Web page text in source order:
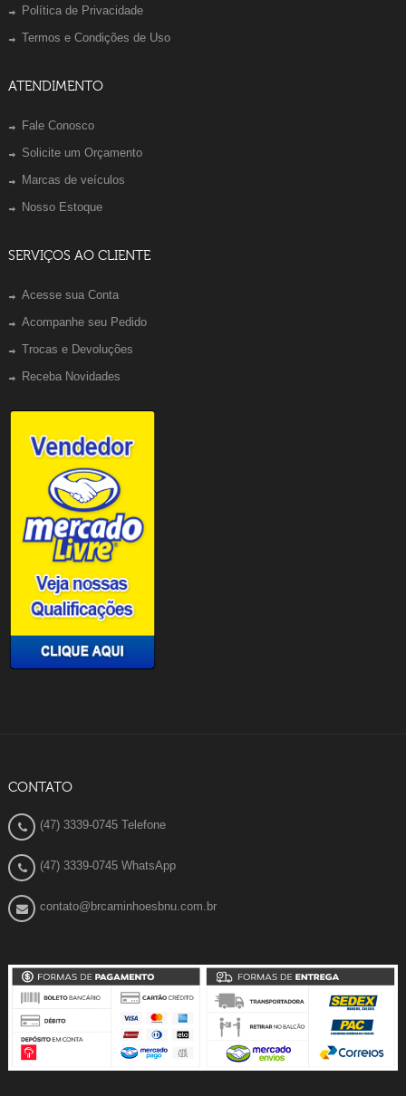
Política de Privacidade
Termos e Condições de Uso
ATENDIMENTO
Fale Conosco
Solicite um Orçamento
Marcas de veículos
Nosso Estoque
SERVIÇOS AO CLIENTE
Acesse sua Conta
Acompanhe seu Pedido
Trocas e Devoluções
Receba Novidades
CONTATO
(47) 3339-0745 Telefone
(47) 3339-0745 WhatsApp
contato@brcaminhoesbnu.com.br